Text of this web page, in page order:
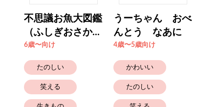
不思議お魚大図鑑
（ふしぎおさか...
6歳〜向け
たのしい
笑える
うーちゃん おべ
んとう なあに
4歳〜5歳向け
かわいい
たのしい